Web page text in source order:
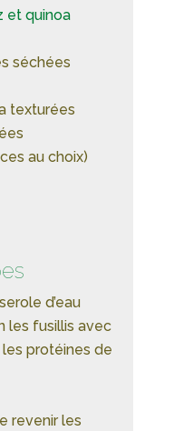
et quinoa
séchées
texturées
au choix)
d’eau
les fusillis avec
protéines de
revenir les